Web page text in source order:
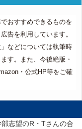
おすすめできるものを
告を利用しています。
などについては執筆時
す。また、今後絶版・
・公式HP等をご確
志望のR・Tさんの合